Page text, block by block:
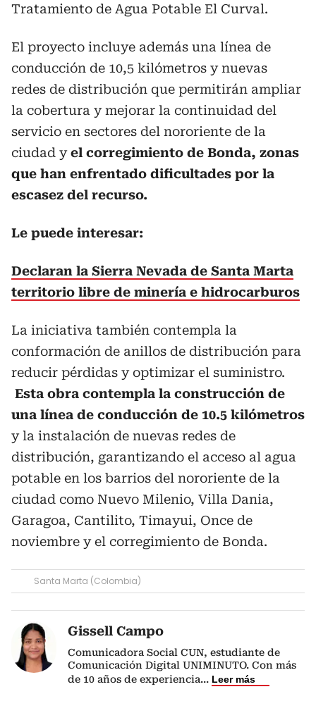
Tratamiento de Agua Potable El Curval.
El proyecto incluye además una línea de
conducción de 10,5 kilómetros y nuevas
redes de distribución que permitirán ampliar
la cobertura y mejorar la continuidad del
servicio en sectores del nororiente de la
ciudad yel corregimiento de Bonda, zonas
que han enfrentado dificultades por la
escasez del recurso.
Le puede interesar:
Declaran la Sierra Nevada de Santa Marta
territorio libre de minería e hidrocarburos
La iniciativa también contempla la
conformación de anillos de distribución para
reducir pérdidas y optimizar el suministro.
Esta obra contempla la construcción de
una línea de conducción de 10.5 kilómetros
y la instalación de nuevas redes de
distribución, garantizando el acceso al agua
potable en los barrios del nororiente de la
ciudad como Nuevo Milenio, Villa Dania,
Garagoa, Cantilito, Timayui, Once de
noviembre y el corregimiento de Bonda.
Santa Marta (Colombia)
Gissell Campo
Comunicadora Social CUN, estudiante de
Comunicación Digital UNIMINUTO. Con más
de 10 años de experiencia... Leer más